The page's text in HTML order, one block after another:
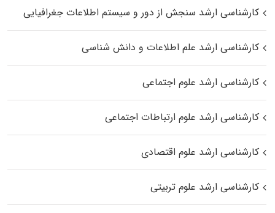
کارشناسی ارشد سنجش از دور و سیستم اطلاعات جغرافیایی
کارشناسی ارشد علم اطلاعات و دانش شناسی
کارشناسی ارشد علوم اجتماعی
کارشناسی ارشد علوم ارتباطات اجتماعی
کارشناسی ارشد علوم اقتصادی
کارشناسی ارشد علوم تربیتی